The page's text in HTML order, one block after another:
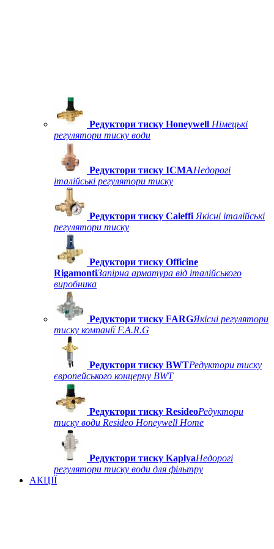
Редуктори тиску Honeywell Німецькі
регулятори тиску води
Редуктори тиску ICMAНедорогі
італійські регулятори тиску
Редуктори тиску Caleffi Якісні італійські
регулятори тиску
Редуктори тиску Officine
RigamontiЗапірна арматура від італійського
виробника
Редуктори тиску FARGЯкісні регулятори
тиску компанії F.A.R.G
Редуктори тиску BWTРедуктори тиску
європейського концерну BWT
Редуктори тиску ResideoРедуктори
тиску води Resideo Honeywell Home
Редуктори тиску KaplyaНедорогі
регулятори тиску води для фільтру
АКЦІЇ